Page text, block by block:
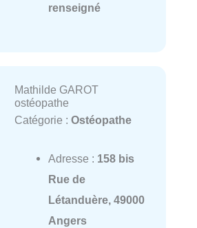
renseigné
Mathilde GAROT
ostéopathe
Catégorie : Ostéopathe
Adresse : 158 bis
Rue de
Létanduère, 49000
Angers